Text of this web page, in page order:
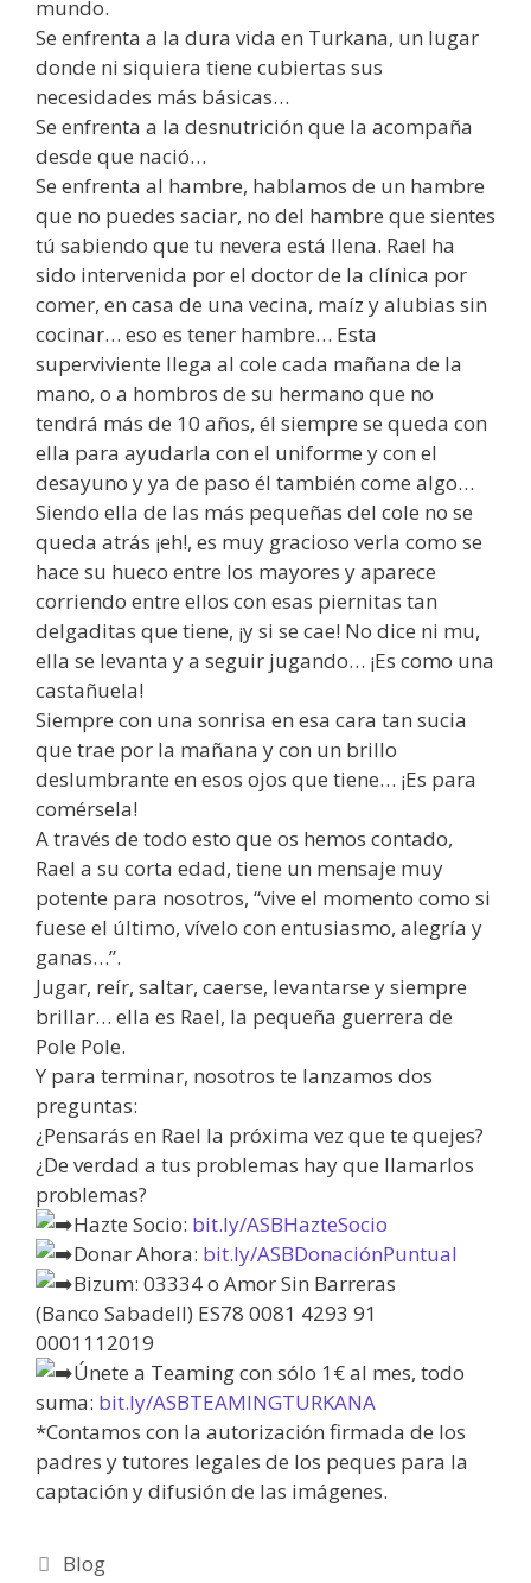
mundo.
Se enfrenta a la dura vida en Turkana, un lugar
donde ni siquiera tiene cubiertas sus
necesidades más básicas…
Se enfrenta a la desnutrición que la acompaña
desde que nació…
Se enfrenta al hambre, hablamos de un hambre
que no puedes saciar, no del hambre que sientes
tú sabiendo que tu nevera está llena. Rael ha
sido intervenida por el doctor de la clínica por
comer, en casa de una vecina, maíz y alubias sin
cocinar… eso es tener hambre… Esta
superviviente llega al cole cada mañana de la
mano, o a hombros de su hermano que no
tendrá más de 10 años, él siempre se queda con
ella para ayudarla con el uniforme y con el
desayuno y ya de paso él también come algo…
Siendo ella de las más pequeñas del cole no se
queda atrás ¡eh!, es muy gracioso verla como se
hace su hueco entre los mayores y aparece
corriendo entre ellos con esas piernitas tan
delgaditas que tiene, ¡y si se cae! No dice ni mu,
ella se levanta y a seguir jugando… ¡Es como una
castañuela!
Siempre con una sonrisa en esa cara tan sucia
que trae por la mañana y con un brillo
deslumbrante en esos ojos que tiene… ¡Es para
comérsela!
A través de todo esto que os hemos contado,
Rael a su corta edad, tiene un mensaje muy
potente para nosotros, “vive el momento como si
fuese el último, vívelo con entusiasmo, alegría y
ganas…”.
Jugar, reír, saltar, caerse, levantarse y siempre
brillar… ella es Rael, la pequeña guerrera de
Pole Pole.
Y para terminar, nosotros te lanzamos dos
preguntas:
¿Pensarás en Rael la próxima vez que te quejes?
¿De verdad a tus problemas hay que llamarlos
problemas?
Hazte Socio: bit.ly/ASBHazteSocio
Donar Ahora: bit.ly/ASBDonaciónPuntual
Bizum: 03334 o Amor Sin Barreras
(Banco Sabadell) ES78 0081 4293 91
0001112019
Únete a Teaming con sólo 1€ al mes, todo
suma: bit.ly/ASBTEAMINGTURKANA
*Contamos con la autorización firmada de los
padres y tutores legales de los peques para la
captación y difusión de las imágenes.
Blog